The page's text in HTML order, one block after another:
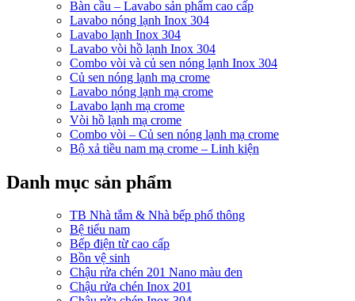
Bàn cầu – Lavabo sản phẩm cao cấp
Lavabo nóng lạnh Inox 304
Lavabo lạnh Inox 304
Lavabo vòi hồ lạnh Inox 304
Combo vòi và củ sen nóng lạnh Inox 304
Củ sen nóng lạnh mạ crome
Lavabo nóng lạnh mạ crome
Lavabo lạnh mạ crome
Vòi hồ lạnh mạ crome
Combo vòi – Củ sen nóng lạnh mạ crome
Bộ xả tiều nam mạ crome – Linh kiện
Danh mục sản phẩm
TB Nhà tắm & Nhà bếp phổ thông
Bệ tiểu nam
Bếp điện từ cao cấp
Bồn vệ sinh
Chậu rửa chén 201 Nano màu đen
Chậu rửa chén Inox 201